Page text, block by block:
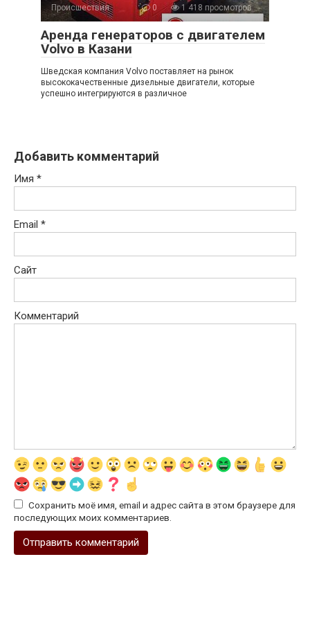
Происшествия 0 1 418 просмотров
Аренда генераторов с двигателем
Volvo в Казани
Шведская компания Volvo поставляет на рынок
высококачественные дизельные двигатели, которые
успешно интегрируются в различное
Добавить комментарий
Имя *
Email *
Сайт
Комментарий
Сохранить моё имя, email и адрес сайта в этом браузере для
последующих моих комментариев.